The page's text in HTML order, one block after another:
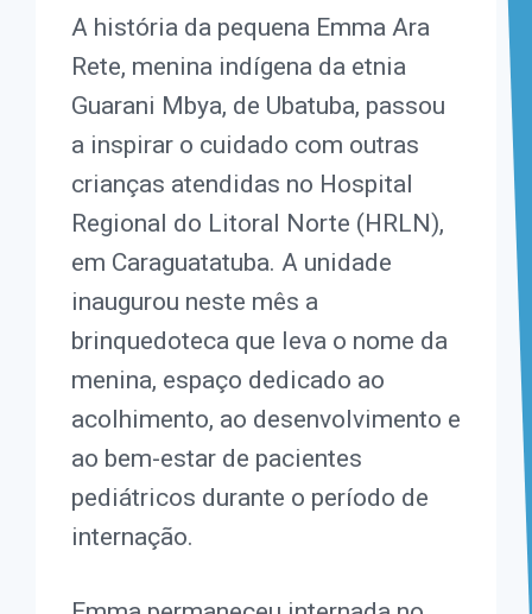
A história da pequena Emma Ara
Rete, menina indígena da etnia
Guarani Mbya, de Ubatuba, passou
a inspirar o cuidado com outras
crianças atendidas no Hospital
Regional do Litoral Norte (HRLN),
em Caraguatatuba. A unidade
inaugurou neste mês a
brinquedoteca que leva o nome da
menina, espaço dedicado ao
acolhimento, ao desenvolvimento e
ao bem-estar de pacientes
pediátricos durante o período de
internação.